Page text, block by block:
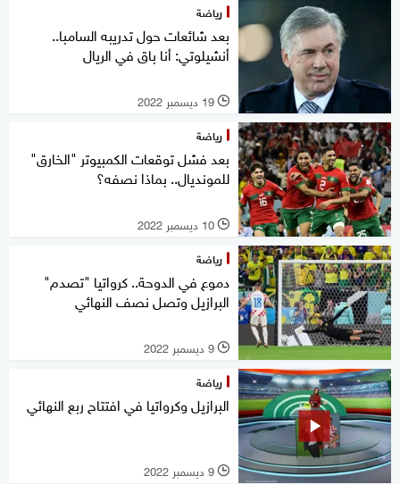
رياضة
بعد شائعات حول تدريبه السامبا..
أنشيلوتي: أنا باق في الريال
l 19 ديسمبر 2022
رياضة
بعد فشل توقعات الكمبيوتر "الخارق"
للمونديال.. بماذا نصفه؟
l 10 ديسمبر 2022
رياضة
دموع في الدوحة.. كرواتيا "تصدم"
البرازيل وتصل نصف النهائي
l 9 ديسمبر 2022
رياضة
البرازيل وكرواتيا في افتتاح ربع النهائي
l 9 ديسمبر 2022